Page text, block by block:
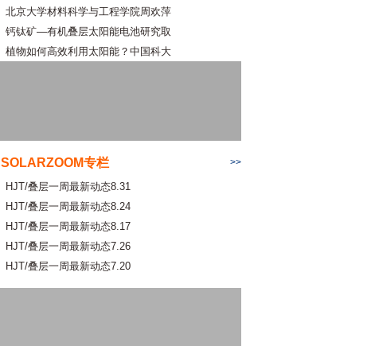
北京大学材料科学与工程学院周欢萍
钙钛矿—有机叠层太阳能电池研究取
植物如何高效利用太阳能？中国科大
SOLARZOOM专栏 >>
HJT/叠层一周最新动态8.31
HJT/叠层一周最新动态8.24
HJT/叠层一周最新动态8.17
HJT/叠层一周最新动态7.26
HJT/叠层一周最新动态7.20